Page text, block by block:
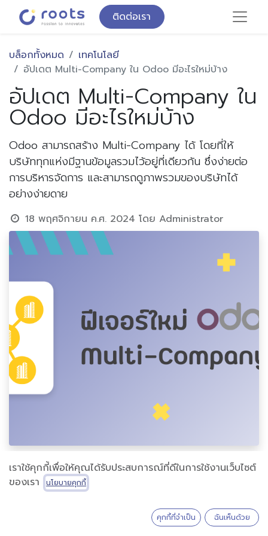
ติดต่อเรา
บล็อกทั้งหมด
เทคโนโลยี
อัปเดต Multi-Company ใน Odoo มีอะไรใหม่บ้าง
อัปเดต Multi-Company ใน
Odoo มีอะไรใหม่บ้าง
Odoo สามารถสร้าง Multi-Company ได้ โดยที่ให้
บริษัททุกแห่งมีฐานข้อมูลรวมไว้อยู่ที่เดียวกัน ซึ่งง่ายต่อ
การบริหารจัดการ และสามารถดูภาพรวมของบริษัทได้
อย่างง่ายดาย
18 พฤศจิกายน ค.ศ. 2024 โดย Administrator
​Multi-Company
เราใช้คุกกี้เพื่อให้คุณได้รับประสบการณ์ที่ดีในการใช้งานเว็บไซต์
ของเรา
นโยบายคุกกี้
คุกกี้ที่จำเป็น ฉันเห็นด้วย